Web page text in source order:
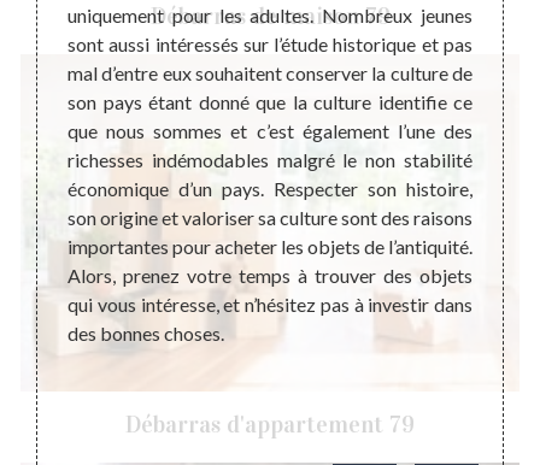
Débarras de maison 79
Débarras d'appartement 79
Cet
Par
ce
de
de
sa
des
uniquement pour les adultes. Nombreux jeunes
sont aussi intéressés sur l’étude historique et pas
mal d’entre eux souhaitent conserver la culture de
son pays étant donné que la culture identifie ce
que nous sommes et c’est également l’une des
richesses indémodables malgré le non stabilité
économique d’un pays. Respecter son histoire,
son origine et valoriser sa culture sont des raisons
importantes pour acheter les objets de l’antiquité.
Alors, prenez votre temps à trouver des objets
qui vous intéresse, et n’hésitez pas à investir dans
des bonnes choses.
Le
le